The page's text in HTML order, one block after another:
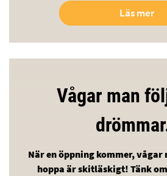
Läs mer
Vågar man
När en öppning kommer, vågar
hoppa är skitläskigt! Tänk